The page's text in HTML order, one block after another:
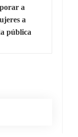
a
a
pública